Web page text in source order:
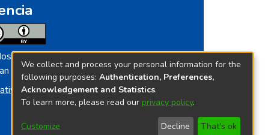
los contenidos de repositorio.ins.gob.pe
licenciados bajo
Commoms License
We collect and process your personal information for the
following purposes: Authentication, Preferences,
Acknowledgement and Statistics.
To learn more, please read our privacy policy.
Customize Decline That's ok